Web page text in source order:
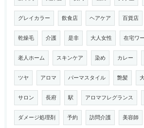
グレイカラー 飲食店 ヘアケア 百貨店
乾燥毛 介護 是非 大人女性 在宅ワ
老人ホーム スキンケア 染め カレー
ツヤ アロマ パーマスタイル 艶髪
サロン 長府 駅 アロマフレグランス
ダメージ処理剤 予約 訪問介護 美容師